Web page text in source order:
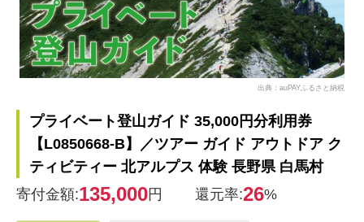
出典：auPAYふるさと納税
プライベート登山ガイド 35,000円分利用券
【L0850668-B】／ツアー ガイド アウトドア ク
ティビティー 北アルプス 体験 長野県 白馬村
寄付金額:135,000円 還元率:26%